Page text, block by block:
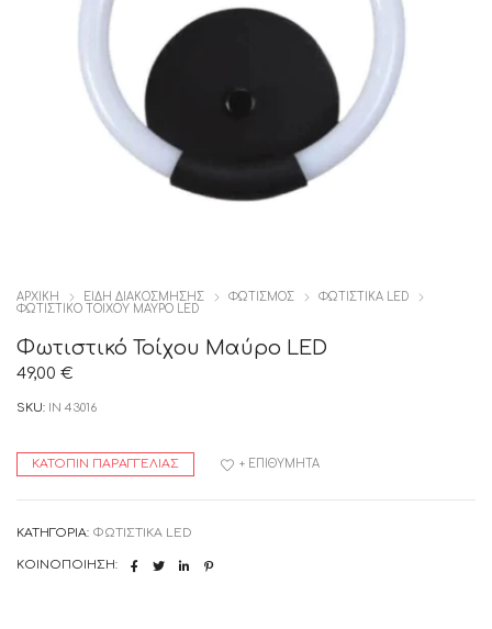
ΑΡΧΙΚΉ ΕΙΔΗ ΔΙΑΚΟΣΜΗΣΗΣ ΦΩΤΙΣΜΟΣ
ΦΩΤΙΣΤΙΚΑ LED
ΦΩΤΙΣΤΙΚΌ ΤΟΊΧΟΥ ΜΑΎΡΟ LED
Φωτιστικό Τοίχου Μαύρο LED
49,00 €
SKU: IN 43016
ΚΑΤΌΠΙΝ ΠΑΡΑΓΓΕΛΊΑΣ + ΕΠΙΘΥΜΗΤΆ
ΚΑΤΗΓΟΡΊΑ: ΦΩΤΙΣΤΙΚΑ LED
ΚΟΙΝΟΠΟΊΗΣΗ: